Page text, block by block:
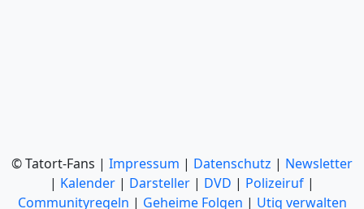
© Tatort-Fans | Impressum | Datenschutz | Newsletter
| Kalender | Darsteller | DVD | Polizeiruf |
Communityregeln | Geheime Folgen | Utiq verwalten